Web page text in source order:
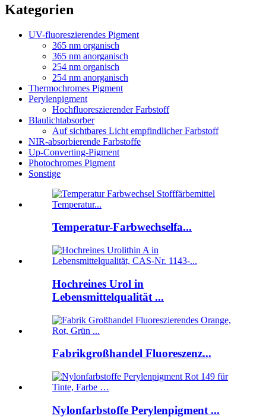
Kategorien
UV-fluoreszierendes Pigment
365 nm organisch
365 nm anorganisch
254 nm organisch
254 nm anorganisch
Thermochromes Pigment
Perylenpigment
Hochfluoreszierender Farbstoff
Blaulichtabsorber
Auf sichtbares Licht empfindlicher Farbstoff
NIR-absorbierende Farbstoffe
Up-Converting-Pigment
Photochromes Pigment
Sonstige
Temperatur-Farbwechselfa...
Hochreines Urol in
Lebensmittelqualität ...
Fabrikgroßhandel Fluoreszenz...
Nylonfarbstoffe Perylenpigment ...